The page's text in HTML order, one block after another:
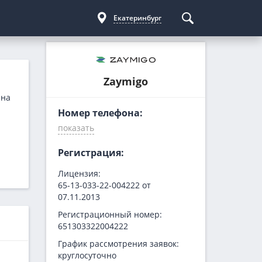
Курсы криптовалют
Курс биткоина
Кредиты для бизнеса
Погашение займов
Webbankir
Екатеринбург
Zaymigo
Номер телефона:
Регистрация:
Лицензия:
65-13-033-22-004222 от
07.11.2013
Регистрационный номер:
651303322004222
График рассмотрения заявок:
круглосуточно